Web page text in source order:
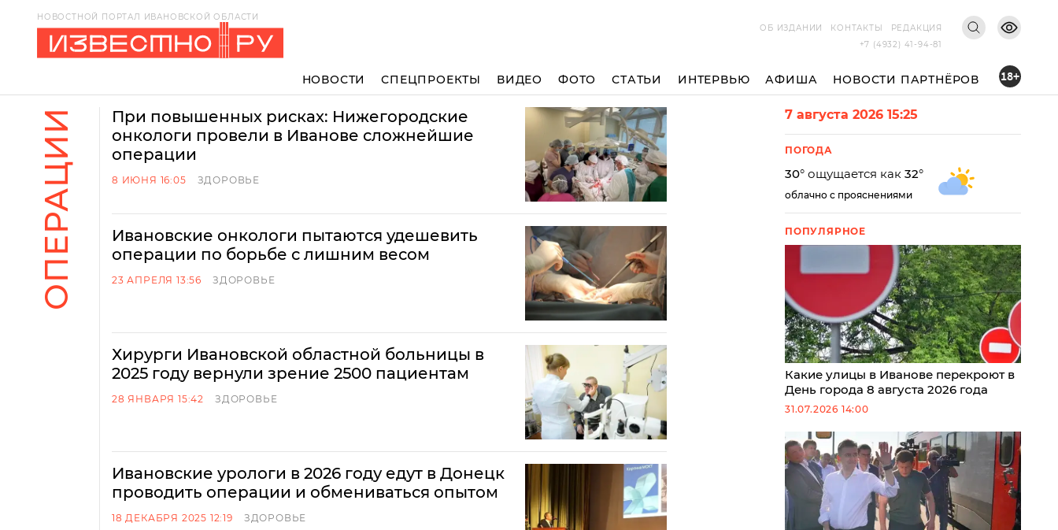
НОВОСТНОЙ ПОРТАЛ ИВАНОВСКОЙ ОБЛАСТИ
ОБ ИЗДАНИИ
КОНТАКТЫ
РЕДАКЦИЯ
+7 (4932) 41-94-81
НОВОСТИ СПЕЦПРОЕКТЫ ВИДЕО ФОТО СТАТЬИ ИНТЕРВЬЮ АФИША НОВОСТИ ПАРТНЁРОВ 18+
ОПЕРАЦИИ
При повышенных рисках: Нижегородские
онкологи провели в Иванове сложнейшие
операции
8 ИЮНЯ 16:05 ЗДОРОВЬЕ
Ивановские онкологи пытаются удешевить
операции по борьбе с лишним весом
23 АПРЕЛЯ 13:56 ЗДОРОВЬЕ
Хирурги Ивановской областной больницы в
2025 году вернули зрение 2500 пациентам
28 ЯНВАРЯ 15:42 ЗДОРОВЬЕ
Ивановские урологи в 2026 году едут в Донецк
проводить операции и обмениваться опытом
18 ДЕКАБРЯ 2025 12:19 ЗДОРОВЬЕ
7 августа 2026 15:25
ПОГОДА
30° ощущается как 32°
облачно с прояснениями
ПОПУЛЯРНОЕ
Какие улицы в Иванове перекроют в
День города 8 августа 2026 года
31.07.2026 14:00